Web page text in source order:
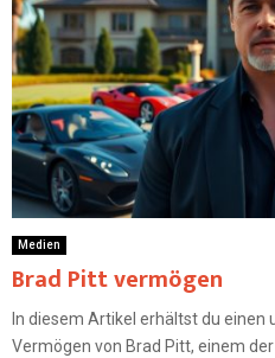
Medien
Brad Pitt vermögen
In diesem Artikel erhältst du
Vermögen von Brad Pitt, einem